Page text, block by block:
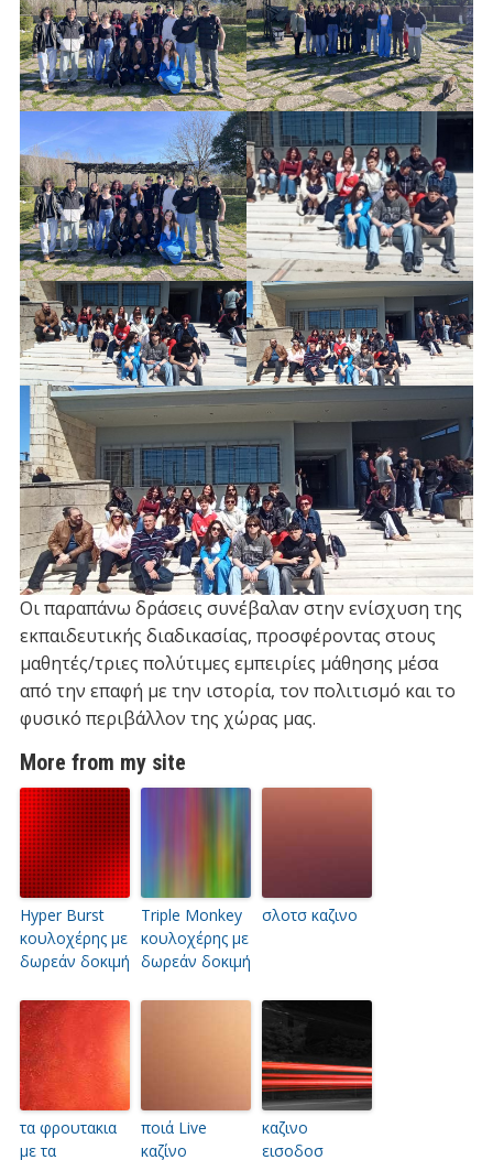
Οι παραπάνω δράσεις συνέβαλαν στην ενίσχυση της
εκπαιδευτικής διαδικασίας, προσφέροντας στους
μαθητές/τριες πολύτιμες εμπειρίες μάθησης μέσα
από την επαφή με την ιστορία, τον πολιτισμό και το
φυσικό περιβάλλον της χώρας μας.
More from my site
Hyper Burst
κουλοχέρης με
δωρεάν δοκιμή
Triple Monkey
κουλοχέρης με
δωρεάν δοκιμή
σλοτσ καζινο
τα φρουτακια
με τα
ποιά Live
καζίνο
καζινο
εισοδοσ